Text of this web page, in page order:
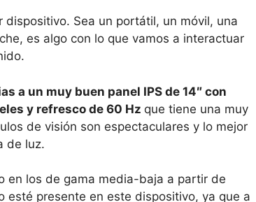
Sea un portátil, un móvil, una
es algo con lo que vamos a interactuar
a un muy buen panel IPS de 14″ con
y refresco de 60 Hz que tiene una muy
de visión son espectaculares y lo mejor
de luz.
en los de gama media-baja a partir de
esté presente en este dispositivo, ya que a